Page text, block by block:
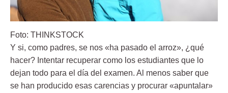
Foto: THINKSTOCK
Y si, como padres, se nos «ha pasado el arroz», ¿qué
hacer? Intentar recuperar como los estudiantes que lo
dejan todo para el día del examen. Al menos saber que
se han producido esas carencias y procurar «apuntalar»